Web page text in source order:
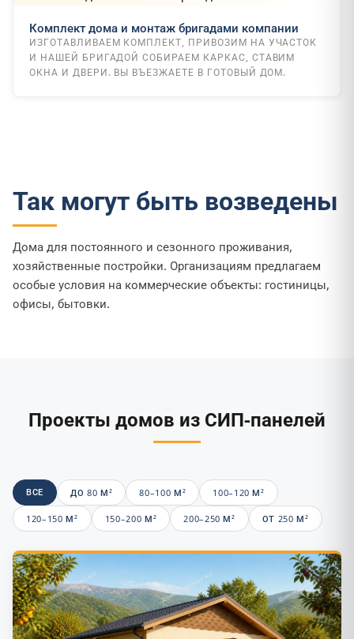
Комплект дома и монтаж бригадами компании
ИЗГОТАВЛИВАЕМ КОМПЛЕКТ, ПРИВОЗИМ НА УЧАСТОК
И НАШЕЙ БРИГАДОЙ СОБИРАЕМ КАРКАС, СТАВИМ
ОКНА И ДВЕРИ. ВЫ ВЪЕЗЖАЕТЕ В ГОТОВЫЙ ДОМ.
Так могут быть возведены
Дома для постоянного и сезонного проживания,
хозяйственные постройки. Организациям предлагаем
особые условия на коммерческие объекты: гостиницы,
офисы, бытовки.
Проекты домов из СИП-панелей
ВСЕ ДО 80 М² 80–100 М² 100–120 М²
120–150 М² 150–200 М² 200–250 М² ОТ 250 М²